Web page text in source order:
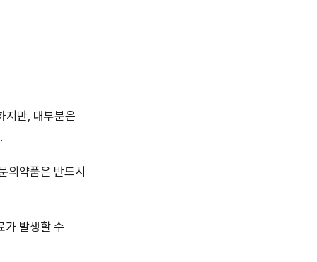
지만, 대부분은
의약품은 반드시
가 발생할 수